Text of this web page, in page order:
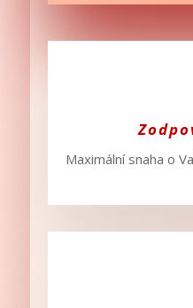
Maximální snaha o